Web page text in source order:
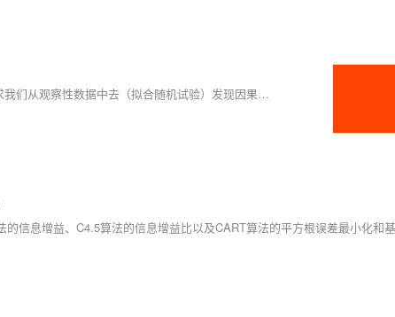
日常工作中很多的策略/产品的效果是无法设计完美的随机实验的，要求我们从观察性数据中去（拟合随机试验）发现因果关系、测算因果效应。